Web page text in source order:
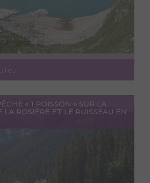
lieu
« 1 POISSON » SUR LA
LA ROSIÈRE ET LE RUISSEAU EN